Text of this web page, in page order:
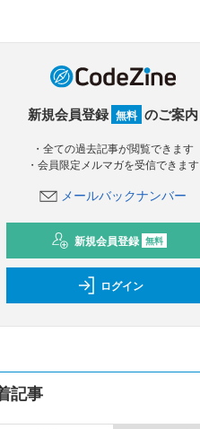
新規会員登録 無料 のご案内
・全ての過去記事が閲覧できます
・会員限定メルマガを受信できます
メールバックナンバー
新規会員登録 無料
ログイン
記事